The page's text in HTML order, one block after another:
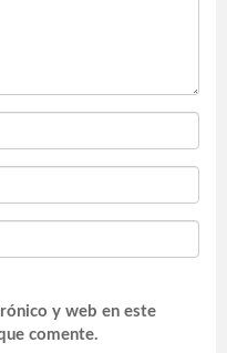
y web en este
comente.